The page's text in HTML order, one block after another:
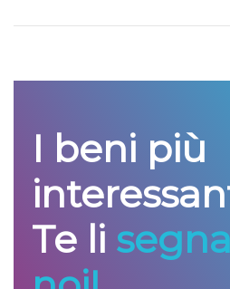
I beni più
Te li